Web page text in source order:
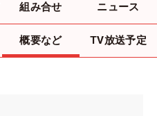
組み合せ ニュース
概要など TV放送予定